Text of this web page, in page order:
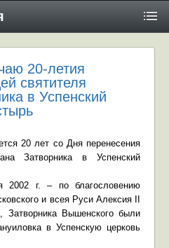
20-летия
святителя
в Успенский
20 лет со Дня перенесения
Затворника в Успенский
г. – по благословению
и всея Руси Алексия II
Вышенского были
в Успенскую церковь